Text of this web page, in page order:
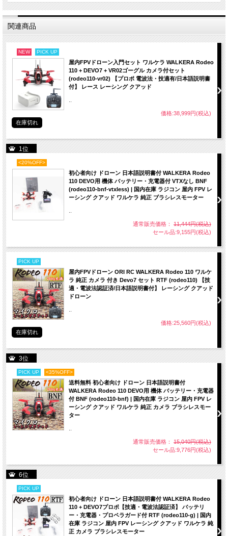
関連商品
NEW PICK UP
屋内FPVドローン入門セット ワルケラ WALKERA Rodeo
110 + DEVO7 + VR02ゴーグル カメラ付セット
(rodeo110-vr02) 【プロポ 電波法・技適有/日本語説明書
付】 レース レーシング クアッド
価格:38,999円(税込)
在庫切れ
1位
<20%OFF>
初心者向け ドローン 日本語説明書付 WALKERA Rodeo
110 DEVO用 機体 バッテリー・充電器付 VTXなし BNF
(rodeo110-bnf-vtxless) | 国内在庫 ラジコン 屋内 FPV レ
ーシング クアッド ワルケラ 純正 ブラシレスモーター
通常販売価格： 11,444円(税込)
セール品:9,155円(税込)
PICK UP
屋内FPVドローン ORI RC WALKERA Rodeo 110 ワルケ
ラ 純正 カメラ 付き Devo7 セット RTF (rodeo110) 【技
適・電波法認証済/日本語説明書付】 レーシング クアッド
ドローン
価格:25,560円(税込)
在庫切れ
3位
PICK UP <35%OFF>
送料無料 初心者向け ドローン 日本語説明書付
WALKERA Rodeo 110 DEVO用 機体 バッテリー・充電器
付 BNF (rodeo110-bnf) | 国内在庫 ラジコン 屋内 FPV レ
ーシング クアッド ワルケラ 純正 カメラ ブラシレスモー
ター
通常販売価格： 15,040円(税込)
セール品:9,776円(税込)
6位
PICK UP
初心者向け ドローン 日本語説明書付 WALKERA Rodeo
110 + DEVO7プロポ【技適・電波法認証済】 バッテリ
ー・充電器・プロペラガード付 RTF (rodeo110-g) | 国内
在庫 ラジコン 屋内 FPV レーシング クアッド ワルケラ 純
正 カメラ ブラシレスモーター